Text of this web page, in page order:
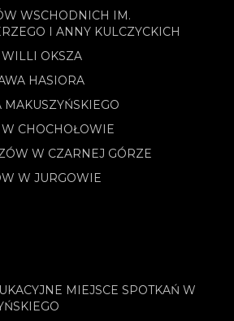
WSCHODNICH IM.
I ANNY KULCZYCKICH
OKSZA
HASIORA
CHOCHOŁOWIE
W CZARNEJ GÓRZE
W JURGOWIE
MIEJSCE SPOTKAŃ W